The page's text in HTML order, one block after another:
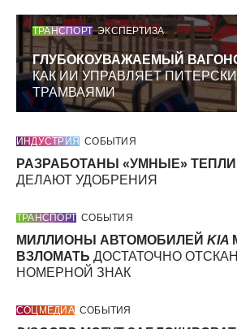
ТРАНСПОРТ ЭКСПЕРТИЗА
ГЛУБОКОУВАЖАЕМЫЙ
КАК ИИ УПРАВЛЯЕТ
ТРАМВАЯМИ
ИНДУСТРИЯ СОБЫТИЯ
РАЗРАБОТАНЫ «УМНЫЕ»
ДЕЛАЮТ УДОБРЕНИЯ
ТРАНСПОРТ СОБЫТИЯ
МИЛЛИОНЫ АВТОМОБИЛЕЙ KIA
ВЗЛОМАТЬ ДОСТАТОЧНО
НОМЕРНОЙ ЗНАК
СОЦМЕДИА СОБЫТИЯ